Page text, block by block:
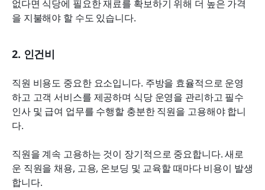
없다면 식당에 필요한 재료를 확보하기 위해 더 높은 가격
을 지불해야 할 수도 있습니다.
2. 인건비
직원 비용도 중요한 요소입니다. 주방을 효율적으로 운영
하고 고객 서비스를 제공하며 식당 운영을 관리하고 필수
인사 및 급여 업무를 수행할 충분한 직원을 고용해야 합니
다.
직원을 계속 고용하는 것이 장기적으로 중요합니다. 새로
운 직원을 채용, 고용, 온보딩 및 교육할 때마다 비용이 발생
합니다.